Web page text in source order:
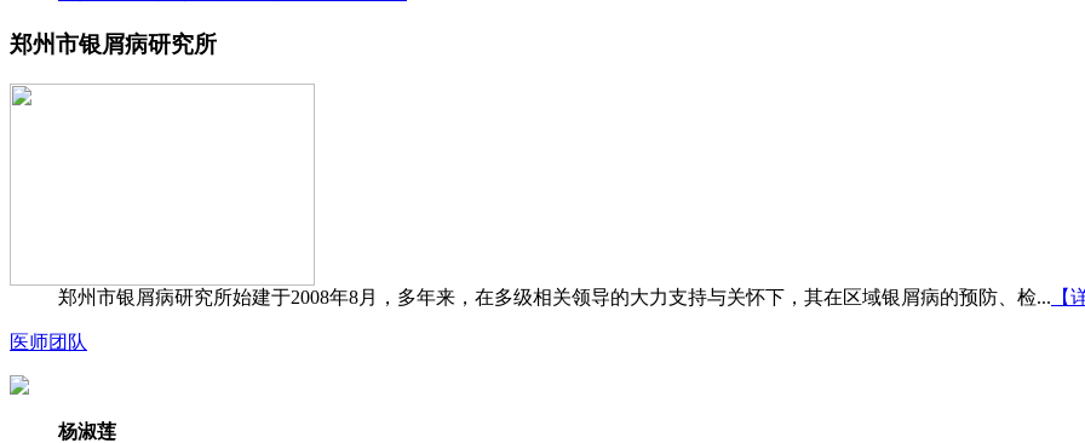
郑州市银屑病研究所
郑州市银屑病研究所始建于2008年8月，多年来，在多级相关领导的大力支持与关怀下，其在区域银屑病的预防、检... 【
医师团队
杨淑莲